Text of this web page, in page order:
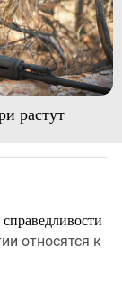
растут
относятся к